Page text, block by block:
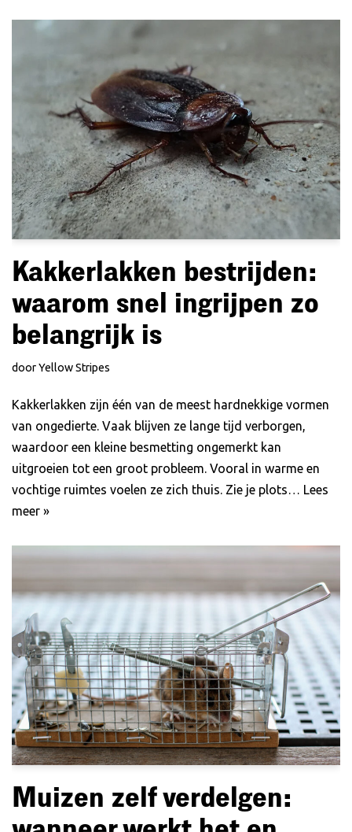
Kakkerlakken bestrijden:
waarom snel ingrijpen zo
belangrijk is
doorYellow Stripes
Kakkerlakken zijn één van de meest hardnekkige vormen
van ongedierte. Vaak blijven ze lange tijd verborgen,
waardoor een kleine besmetting ongemerkt kan
uitgroeien tot een groot probleem. Vooral in warme en
vochtige ruimtes voelen ze zich thuis. Zie je plots… Lees
meer »
Muizen zelf verdelgen: